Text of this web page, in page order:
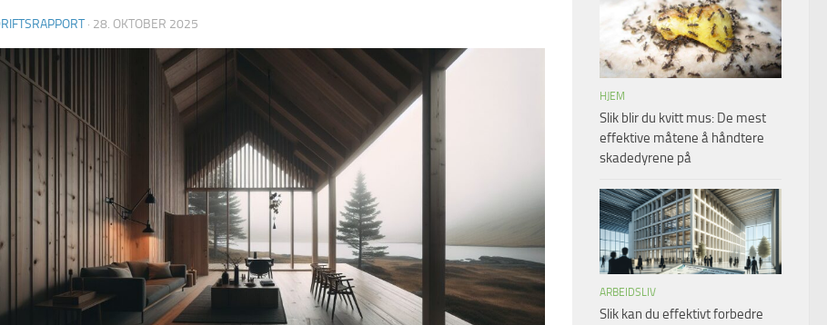
· 28. OKTOBER 2025
HJEM
Slik blir du kvitt mus: De mest
effektive måtene å håndtere
skadedyrene på
ARBEIDSLIV
Slik kan du effektivt forbedre